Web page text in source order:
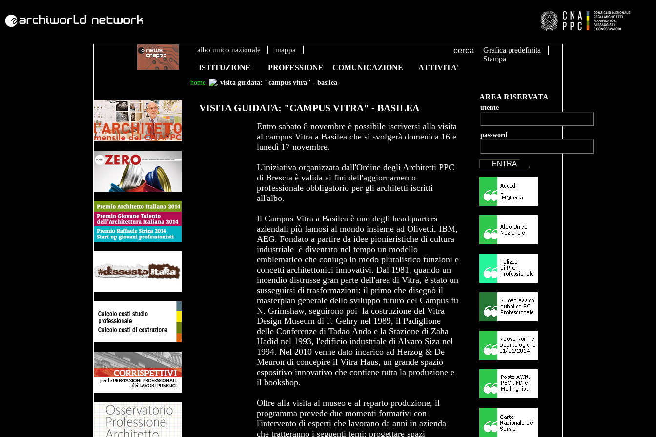
albo unico nazionale mappa
ISTITUZIONE PROFESSIONE COMUNICAZIONE ATTIVITA'
Grafica predefinita
Stampa
home visita guidata: "campus vitra" - basilea
VISITA GUIDATA: "CAMPUS VITRA" - BASILEA
Entro sabato 8 novembre è possibile iscriversi alla visita
al campus Vitra a Basilea che si svolgerà domenica 16 e
lunedì 17 novembre.
L'iniziativa organizzata dall'Ordine degli Architetti PPC
di Brescia è valida ai fini dell'aggiornamento
professionale obbligatorio per gli architetti iscritti
all'albo.
Il Campus Vitra a Basilea è uno degli headquarters
aziendali più famosi al mondo insieme ad Olivetti, IBM,
AEG. Fondato a partire da idee pionieristiche di cultura
industriale è diventato nel tempo un modello
emblematico che coniuga in modo pluralistico funzioni e
concetti architettonici innovativi. Dal 1981, quando un
incendio distrusse gran parte dell'area di Vitra, è stato un
susseguirsi di trasformazioni: il primo che disegnò il
masterplan generale dello sviluppo futuro del Campus fu
N. Grimshaw, seguirono poi la costruzione del Vitra
Design Museum di F. Gehry nel 1989, il Padiglione
delle Conferenze di Tadao Ando e la Stazione di Zaha
Hadid nel 1993, l'edificio industriale di Alvaro Siza nel
1994. Nel 2010 venne dato incarico ad Herzog & De
Meuron di concepire il Vitra Haus, un grande spazio
espositivo innovativo che contiene tutta la produzione e
il bookshop.
Oltre alla visita al museo e al reparto produzione, il
programma prevede due momenti formativi con
l'intervento di esperti che lavorano da anni in azienda
che tratteranno i seguenti temi: progettare spazi
AREA RISERVATA
utente
password